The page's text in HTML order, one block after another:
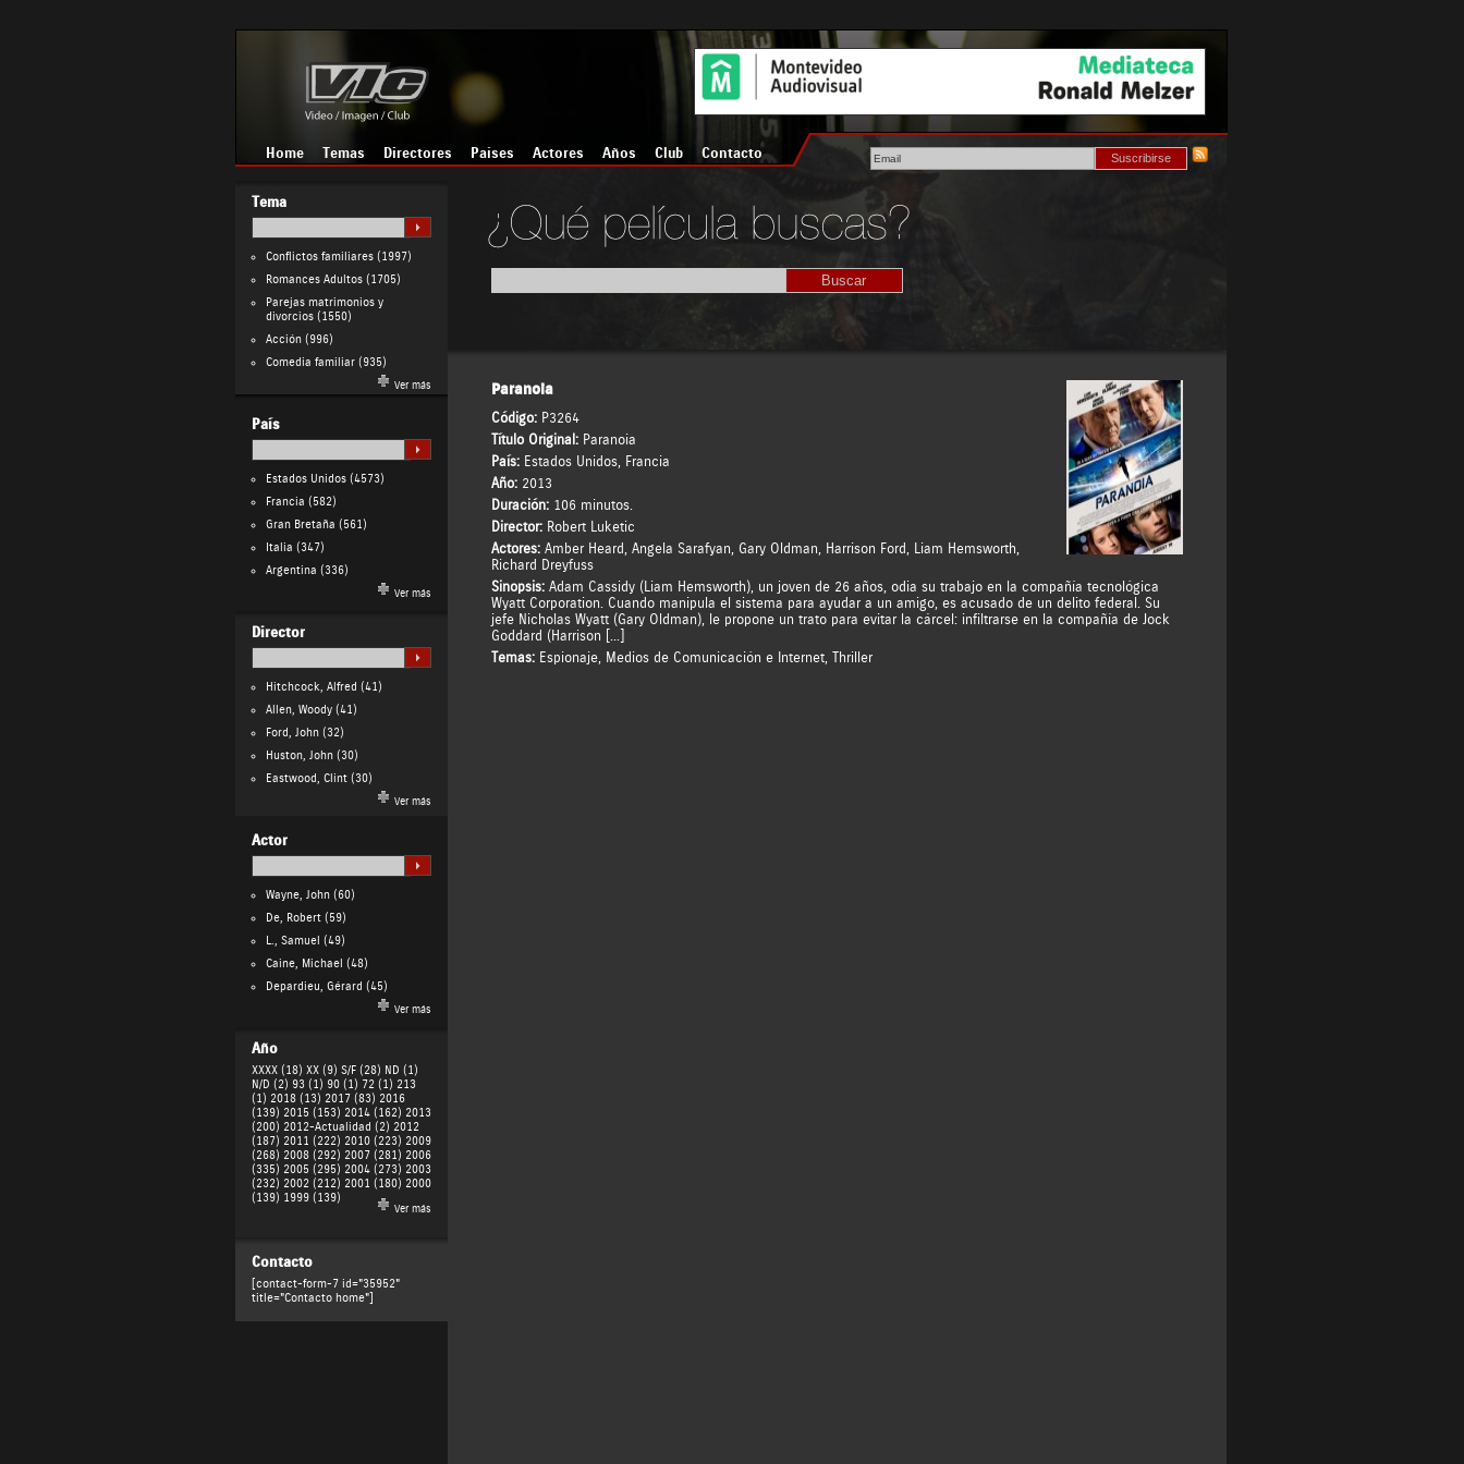
Home Temas Directores Países Actores Años Club Contacto
Tema
Conflictos familiares(1997)
Romances Adultos(1705)
Parejas matrimonios y
divorcios(1550)
Acción(996)
Comedia familiar(935)
Ver más
País
Estados Unidos(4573)
Francia (582)
Gran Bretaña (561)
Italia (347)
Argentina (336)
Ver más
Director
Hitchcock, Alfred (41)
Allen, Woody(41)
Ford, John(32)
Huston, John(30)
Eastwood, Clint(30)
Ver más
Actor
Wayne, John(60)
De, Robert(59)
L., Samuel (49)
Caine, Michael (48)
Depardieu, Gérard (45)
Ver más
Año
XXXX (18) XX (9) S/F (28) ND (1)
N/D (2) 93 (1) 90 (1) 72 (1) 213
(1) 2018 (13) 2017 (83) 2016
(139) 2015 (153) 2014 (162) 2013
(200) 2012-Actualidad (2) 2012
(187) 2011 (222) 2010 (223) 2009
(268) 2008 (292) 2007 (281) 2006
(335) 2005 (295) 2004 (273) 2003
(232) 2002 (212) 2001 (180) 2000
(139) 1999 (139)
Ver más
Contacto
[contact-form-7 id="35952"
title="Contacto home"]
Paranoia
Código: P3264
Título Original: Paranoia
País: Estados Unidos, Francia
Año: 2013
Duración: 106 minutos.
Director: Robert Luketic
Actores: Amber Heard, Angela Sarafyan, Gary Oldman, Harrison Ford, Liam Hemsworth,
Richard Dreyfuss
Sinopsis:Adam Cassidy (Liam Hemsworth), un joven de 26 años, odia su trabajo en la compañía tecnológica
Wyatt Corporation. Cuando manipula el sistema para ayudar a un amigo, es acusado de un delito federal. Su
jefe Nicholas Wyatt (Gary Oldman), le propone un trato para evitar la cárcel: infiltrarse en la compañía de Jock
Goddard (Harrison […]
Temas: Espionaje, Medios de Comunicación e Internet, Thriller